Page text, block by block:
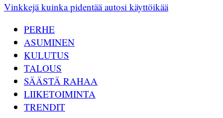
Vinkkejä kuinka pidentää autosi käyttöikää
PERHE
ASUMINEN
KULUTUS
TALOUS
SÄÄSTÄ RAHAA
LIIKETOIMINTA
TRENDIT